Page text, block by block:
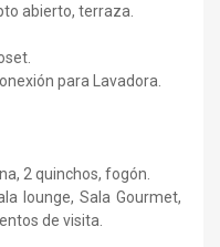
abierto, terraza.
para Lavadora.
2 quinchos, fogón.
lounge, Sala Gourmet,
de visita.